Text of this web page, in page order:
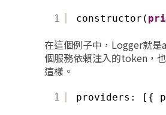
1 constructor(
在這個例子中，Logger就是
個服務依賴注入的token，
這樣。
1 providers: [{